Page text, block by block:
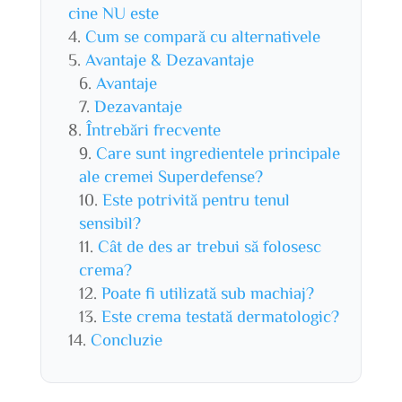
cine NU este
Cum se compară cu alternativele
Avantaje & Dezavantaje
Avantaje
Dezavantaje
Întrebări frecvente
Care sunt ingredientele principale
ale cremei Superdefense?
Este potrivită pentru tenul
sensibil?
Cât de des ar trebui să folosesc
crema?
Poate fi utilizată sub machiaj?
Este crema testată dermatologic?
Concluzie